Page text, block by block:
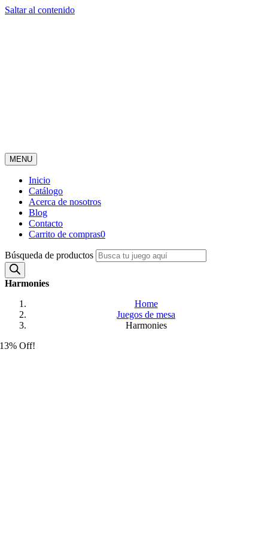
Saltar al contenido
MENU
Inicio
Catálogo
Acerca de nosotros
Blog
Contacto
Carrito de compras0
Búsqueda de productos
Harmonies
Home
Juegos de mesa
Harmonies
13% Off!